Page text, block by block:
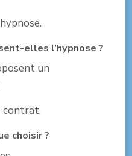
elles l’hypnose ?
un
contrat.
choisir ?